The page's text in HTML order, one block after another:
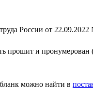
России от
прошит и
можно найти в